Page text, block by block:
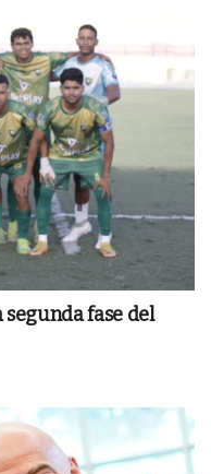
fase del